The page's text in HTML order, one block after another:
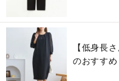
【低身長
のおすす